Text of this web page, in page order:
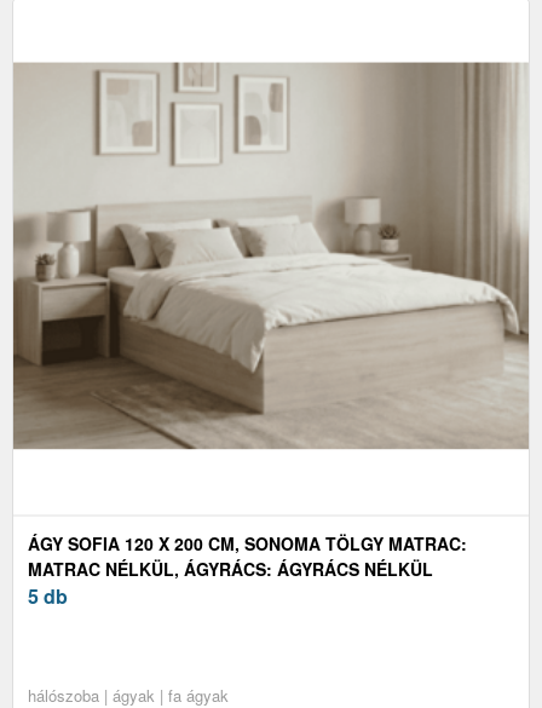
ÁGY SOFIA 120 X 200 CM, SONOMA TÖLGY MATRAC:
MATRAC NÉLKÜL, ÁGYRÁCS: ÁGYRÁCS NÉLKÜL
5 db
hálószoba | ágyak | fa ágyak